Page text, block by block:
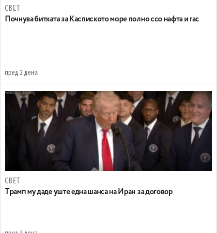
СВЕТ
Почнува битката за Каспиското море полно ссо нафта и гас
пред 2 дена
СВЕТ
Tрамп му даде уште една шанса на Иран за договор